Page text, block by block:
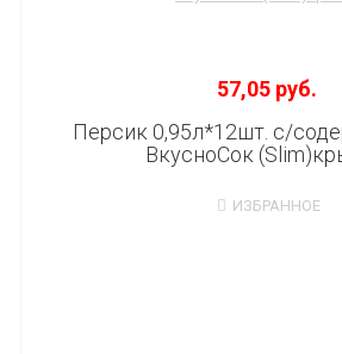
57,05 руб.
Персик 0,95л*12шт. с/
ВкусноСок
ИЗБРАННОЕ